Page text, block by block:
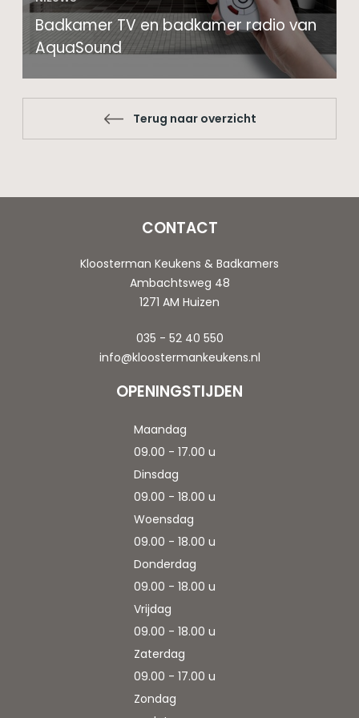
Badkamer TV en badkamer radio van
AquaSound
Terug naar overzicht
CONTACT
Kloosterman Keukens & Badkamers
Ambachtsweg 48
1271 AM Huizen
035 - 52 40 550
info@kloostermankeukens.nl
OPENINGSTIJDEN
Maandag
09.00 - 17.00 u
Dinsdag
09.00 - 18.00 u
Woensdag
09.00 - 18.00 u
Donderdag
09.00 - 18.00 u
Vrijdag
09.00 - 18.00 u
Zaterdag
09.00 - 17.00 u
Zondag